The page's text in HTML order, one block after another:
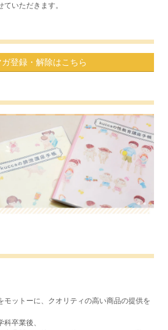
いただきます。
ガ登録・解除はこちら
モットーに、クオリティの高い商品の提供を
卒業後、